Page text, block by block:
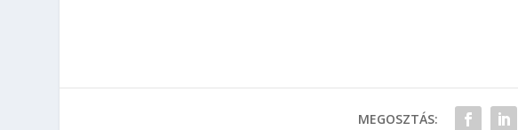
MEGOSZTÁS: